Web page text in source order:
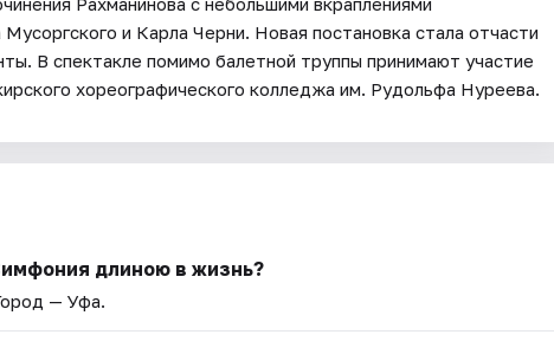
и Карла Черни. Новая постановка стала отчасти
В спектакле помимо балетной труппы принимают участие
хореографического колледжа им. Рудольфа Нуреева.
длиною в жизнь?
— Уфа.